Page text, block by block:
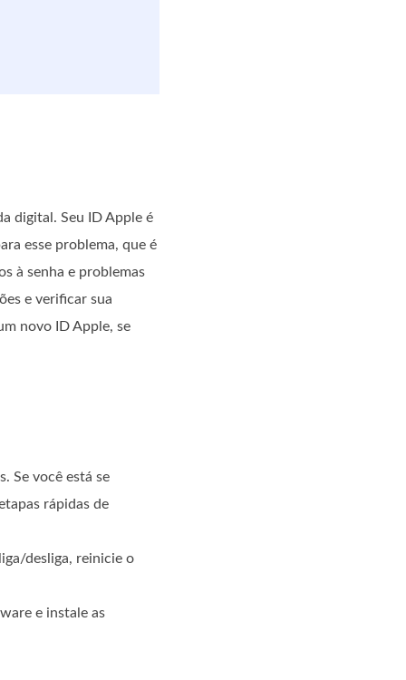
digital. Seu ID Apple é
esse problema, que é
à senha e problemas
e verificar sua
novo ID Apple, se
Se você está se
rápidas de
desliga, reinicie o
e instale as